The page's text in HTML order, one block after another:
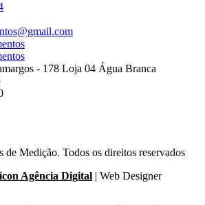
- 178 Loja 04 Água Branca
Medição. Todos os direitos reservados
Agência Digital | Web Designer